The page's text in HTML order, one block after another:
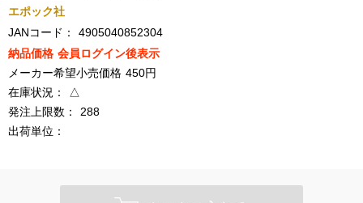
エポック社
JANコード：
4905040852304
納品価格 会員ログイン後表示
メーカー希望小売価格 450円
在庫状況：
△
発注上限数：
288
出荷単位：